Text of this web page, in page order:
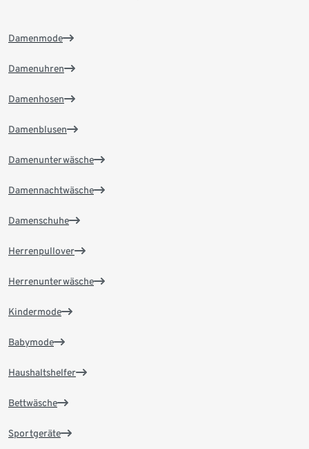
Damenmode
Damenuhren
Damenhosen
Damenblusen
Damenunterwäsche
Damennachtwäsche
Damenschuhe
Herrenpullover
Herrenunterwäsche
Kindermode
Babymode
Haushaltshelfer
Bettwäsche
Sportgeräte